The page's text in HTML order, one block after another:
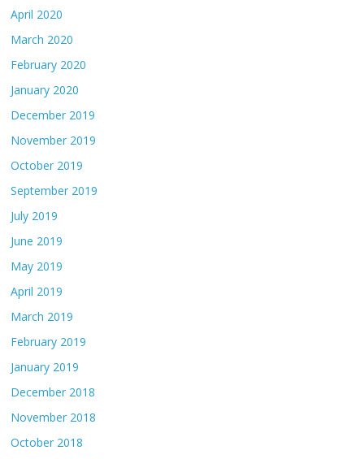
April 2020
March 2020
February 2020
January 2020
December 2019
November 2019
October 2019
September 2019
July 2019
June 2019
May 2019
April 2019
March 2019
February 2019
January 2019
December 2018
November 2018
October 2018